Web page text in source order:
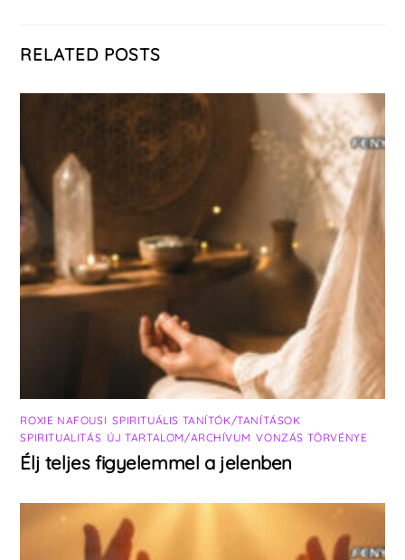
RELATED POSTS
ROXIE NAFOUSI ,SPIRITUÁLIS TANÍTÓK/TANÍTÁSOK
SPIRITUALITÁS ÚJ TARTALOM/ARCHÍVUM ,VONZÁS TÖRVÉNYE
Élj teljes figyelemmel a jelenben